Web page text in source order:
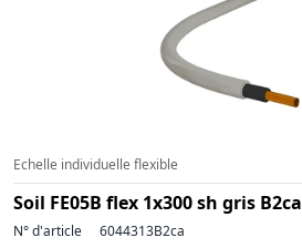
Echelle individuelle flexible
Soil FE05B flex 1x300 sh gris B2ca
N° d'article 6044313B2ca